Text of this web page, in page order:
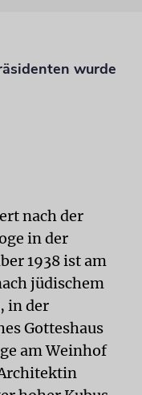
wurde
nach der
in der
1938 ist am
jüdischem
in der
Gotteshaus
am Weinhof